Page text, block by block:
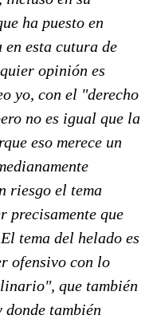
ha puesto en
en esta cutura de
opinión es
yo, con el "derecho
no es igual que la
eso merece un
riesgo el tema
precisamente que
tema del helado es
ofensivo con lo
que también
también